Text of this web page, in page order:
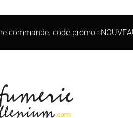
commande. code promo :